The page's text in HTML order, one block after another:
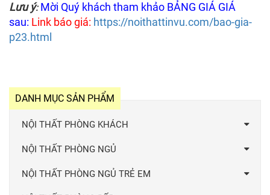
Lưu ý: Mời Quý khách tham khảo BẢNG GIÁ GIÁ
sau: Link báo giá: https://noithattinvu.com/bao-gia-
p23.html
DANH MỤC SẢN PHẨM
NỘI THẤT PHÒNG KHÁCH
NỘI THẤT PHÒNG NGỦ
NỘI THẤT PHÒNG NGỦ TRẺ EM